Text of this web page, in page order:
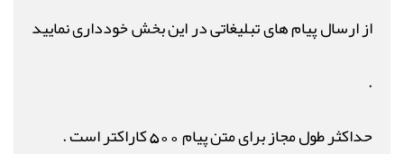
از ارسال پیام های تبلیغاتی در این بخش خودداری نمایید
.
حداکثر طول مجاز برای متن پیام 500 کاراکتر است .